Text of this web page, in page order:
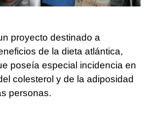
proyecto destinado a
de la dieta atlántica,
poseía especial incidencia en
colesterol y de la adiposidad
personas.